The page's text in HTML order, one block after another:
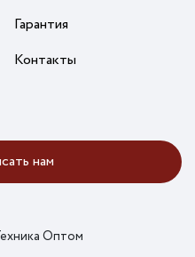
Гарантия
Контакты
нам
Оптом